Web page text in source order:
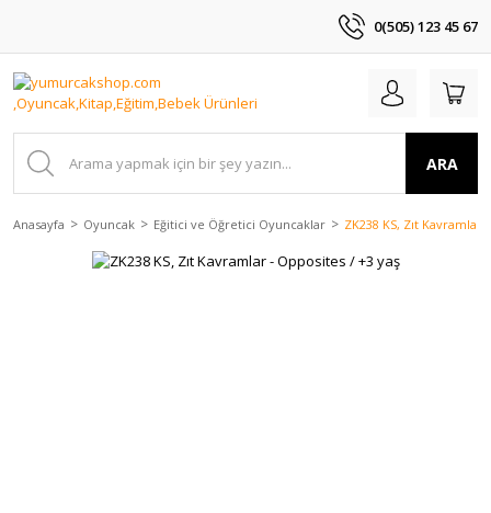
0(505) 123 45 67
ARA
Anasayfa Oyuncak Eğitici ve Öğretici Oyuncaklar ZK238 KS, Zıt Kavramlar